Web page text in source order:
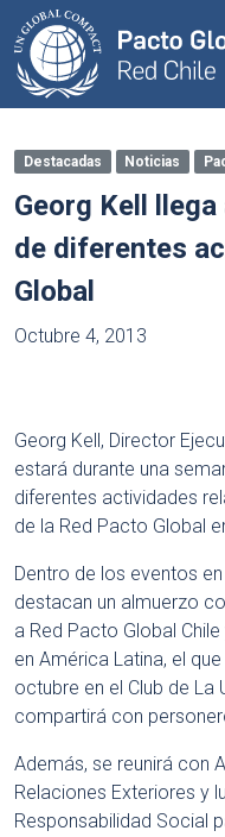
Destacadas Noticias
Georg Kell
de diferentes
Global
Octubre 4, 2013
Georg Kell, Director
estará durante una
diferentes actividades
de la Red Pacto Global
Dentro de los eventos
destacan un almuerzo
a Red Pacto Global
en América Latina, el
octubre en el Club de La
compartirá con
Además, se reunirá con
Relaciones Exteriores y
Responsabilidad Social